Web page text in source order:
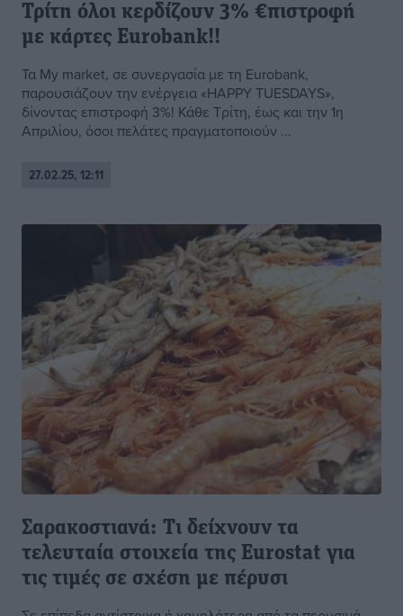
Τρίτη όλοι κερδίζουν 3% €πιστροφή
με κάρτες Eurobank!!
Τα My market, σε συνεργασία με τη Eurobank,
παρουσιάζουν την ενέργεια «HAPPY TUESDAYS»,
δίνοντας επιστροφή 3%! Κάθε Τρίτη, έως και την 1η
Απριλίου, όσοι πελάτες πραγματοποιούν ...
27.02.25, 12:11
Σαρακοστιανά: Τι δείχνουν τα
τελευταία στοιχεία της Eurostat για
τις τιμές σε σχέση με πέρυσι